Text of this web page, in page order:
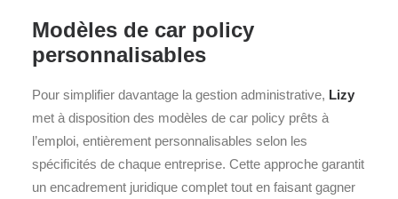
Modèles de car policy
personnalisables
Pour simplifier davantage la gestion administrative, Lizy
met à disposition des modèles de car policy prêts à
l’emploi, entièrement personnalisables selon les
spécificités de chaque entreprise. Cette approche garantit
un encadrement juridique complet tout en faisant gagner